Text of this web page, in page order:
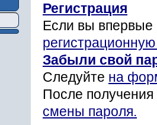
Регистрация
Если вы впервые
Забыли свой
Следуйте на
После
смены пароля.